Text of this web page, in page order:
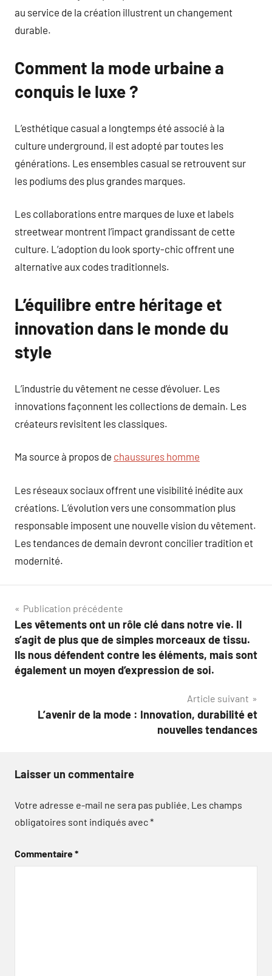
au service de la création illustrent un changement
durable.
Comment la mode urbaine a
conquis le luxe ?
L’esthétique casual a longtemps été associé à la
culture underground, il est adopté par toutes les
générations. Les ensembles casual se retrouvent sur
les podiums des plus grandes marques.
Les collaborations entre marques de luxe et labels
streetwear montrent l’impact grandissant de cette
culture. L’adoption du look sporty-chic offrent une
alternative aux codes traditionnels.
L’équilibre entre héritage et
innovation dans le monde du
style
L’industrie du vêtement ne cesse d’évoluer. Les
innovations façonnent les collections de demain. Les
créateurs revisitent les classiques.
Ma source à propos de chaussures homme
Les réseaux sociaux offrent une visibilité inédite aux
créations. L’évolution vers une consommation plus
responsable imposent une nouvelle vision du vêtement.
Les tendances de demain devront concilier tradition et
modernité.
Navigation
de
l’article
Publication précédente
Les vêtements ont un rôle clé dans notre vie. Il
s’agit de plus que de simples morceaux de tissu.
Ils nous défendent contre les éléments, mais sont
également un moyen d’expression de soi.
Article suivant
L’avenir de la mode : Innovation, durabilité et
nouvelles tendances
Laisser un commentaire
Votre adresse e-mail ne sera pas publiée. Les champs
obligatoires sont indiqués avec*
Commentaire*